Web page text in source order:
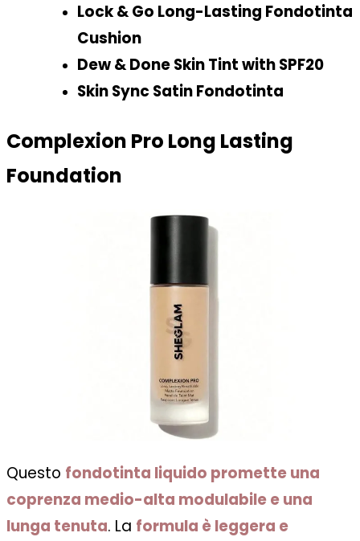
Lock & Go Long-Lasting Fondotinta
Cushion
Dew & Done Skin Tint with SPF20
Skin Sync Satin Fondotinta
Complexion Pro Long Lasting
Foundation
Questo fondotinta liquido promette una
coprenza medio-alta modulabile e una
lunga tenuta. La formula è leggera e